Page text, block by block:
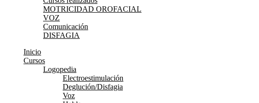
MOTRICIDAD OROFACIAL
VOZ
Comunicación
DISFAGIA
Inicio
Cursos
Logopedia
Electroestimulación
Deglución/Disfagia
Voz